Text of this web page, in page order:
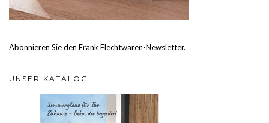
Abonnieren Sie den Frank Flechtwaren-Newsletter.
UNSER KATALOG